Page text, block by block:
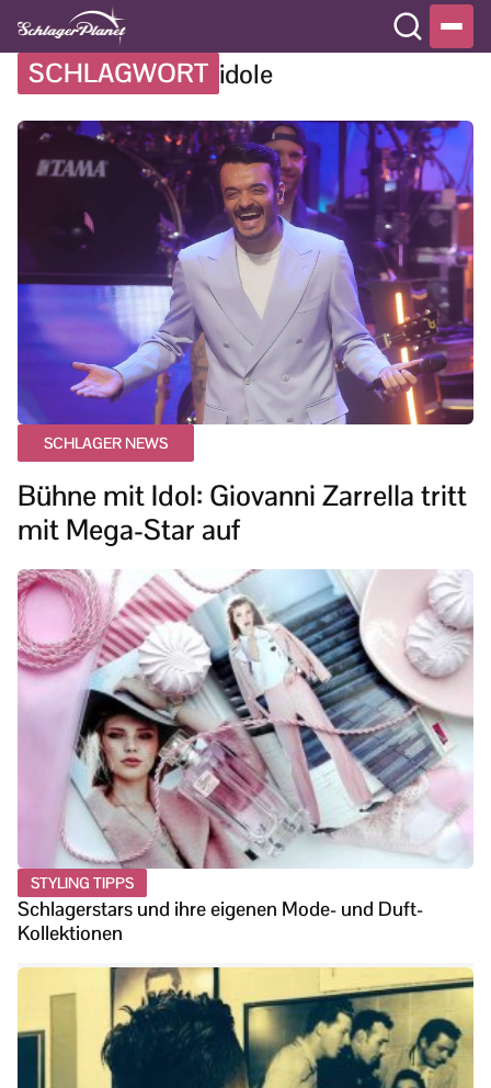
SCHLAGWORT idole
SCHLAGER NEWS
Bühne mit Idol: Giovanni Zarrella tritt
mit Mega-Star auf
STYLING TIPPS
Schlagerstars und ihre eigenen Mode- und Duft-
Kollektionen